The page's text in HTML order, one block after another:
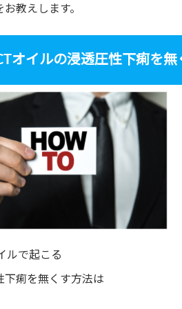
教えします。
オイルの浸透圧性下痢を無
ルで起こる
下痢を無くす方法は